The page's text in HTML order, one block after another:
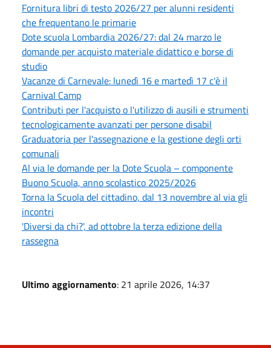
Fornitura libri di testo 2026/27 per alunni residenti
che frequentano le primarie
Dote scuola Lombardia 2026/27: dal 24 marzo le
domande per acquisto materiale didattico e borse di
studio
Vacanze di Carnevale: lunedì 16 e martedì 17 c'è il
Carnival Camp
Contributi per l'acquisto o l'utilizzo di ausili e strumenti
tecnologicamente avanzati per persone disabil
Graduatoria per l'assegnazione e la gestione degli orti
comunali
Al via le domande per la Dote Scuola – componente
Buono Scuola, anno scolastico 2025/2026
Torna la Scuola del cittadino, dal 13 novembre al via gli
incontri
'Diversi da chi?', ad ottobre la terza edizione della
rassegna
Ultimo aggiornamento: 21 aprile 2026, 14:37